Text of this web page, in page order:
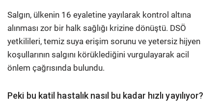
Salgın, ülkenin 16 eyaletine yayılarak kontrol altına
alınması zor bir halk sağlığı krizine dönüştü. DSÖ
yetkilileri, temiz suya erişim sorunu ve yetersiz hijyen
koşullarının salgını körüklediğini vurgulayarak acil
önlem çağrısında bulundu.
Peki bu katil hastalık nasıl bu kadar hızlı yayılıyor?